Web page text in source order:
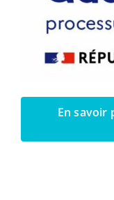
En savoir